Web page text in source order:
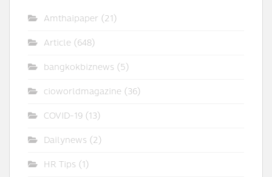
Amthaipaper (21)
Article (648)
bangkokbiznews (5)
cioworldmagazine (36)
COVID-19 (13)
Dailynews (2)
HR Tips (1)